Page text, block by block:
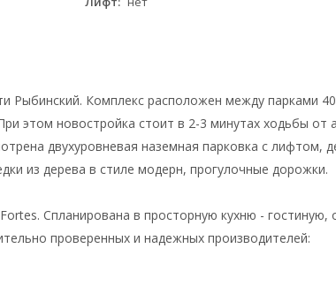
Комплекс расположен между парками
этом новостройка стоит в 2-3 минутах ходьбы от
двухуровневая наземная парковка с лифтом,
из дерева в стиле модерн, прогулочные дорожки.
Спланирована в просторную кухню -
проверенных и надежных производителей: